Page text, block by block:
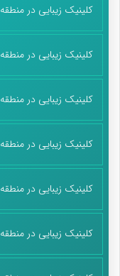
کلینیک زیبایی در منطقه 4
کلینیک زیبایی در منطقه 5
کلینیک زیبایی در منطقه 6
کلینیک زیبایی در منطقه 7
کلینیک زیبایی در منطقه 8
کلینیک زیبایی در منطقه 9